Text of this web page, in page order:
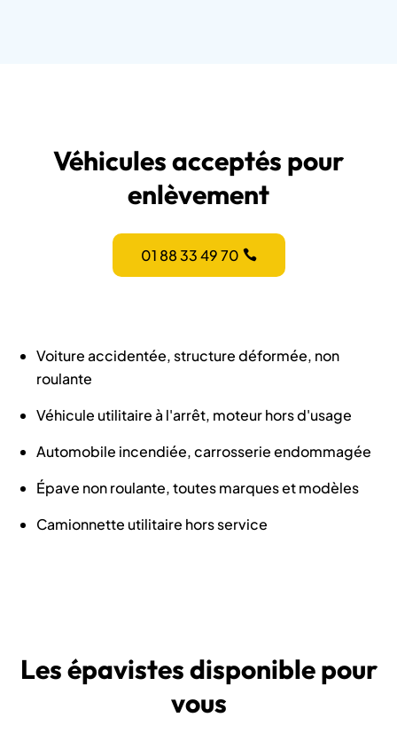
Véhicules acceptés pour
enlèvement
01 88 33 49 70
Voiture accidentée, structure déformée, non
roulante
Véhicule utilitaire à l'arrêt, moteur hors d'usage
Automobile incendiée, carrosserie endommagée
Épave non roulante, toutes marques et modèles
Camionnette utilitaire hors service
Les épavistes disponible pour
vous